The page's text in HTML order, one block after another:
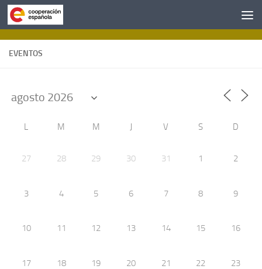
Saltar al contenido
EVENTOS
L M M J V S D
27 28 29 30 31 1 2
3 4 5 6 7 8 9
10 11 12 13 14 15 16
17 18 19 20 21 22 23